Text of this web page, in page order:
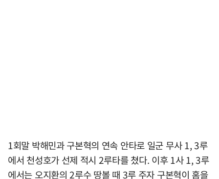
1회말 박해민과 구본혁의 연속 안타로 일군 무사 1, 3루
에서 천성호가 선제 적시 2루타를 쳤다. 이후 1사 1, 3루
에서는 오지환의 2루수 땅볼 때 3루 주자 구본혁이 홈을